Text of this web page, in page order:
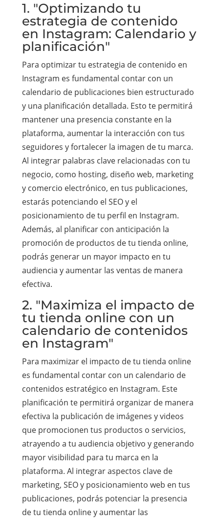
1. "Optimizando tu
estrategia de contenido
en Instagram: Calendario y
planificación"
Para optimizar tu estrategia de contenido en
Instagram es fundamental contar con un
calendario de publicaciones bien estructurado
y una planificación detallada. Esto te permitirá
mantener una presencia constante en la
plataforma, aumentar la interacción con tus
seguidores y fortalecer la imagen de tu marca.
Al integrar palabras clave relacionadas con tu
negocio, como hosting, diseño web, marketing
y comercio electrónico, en tus publicaciones,
estarás potenciando el SEO y el
posicionamiento de tu perfil en Instagram.
Además, al planificar con anticipación la
promoción de productos de tu tienda online,
podrás generar un mayor impacto en tu
audiencia y aumentar las ventas de manera
efectiva.
2. "Maximiza el impacto de
tu tienda online con un
calendario de contenidos
en Instagram"
Para maximizar el impacto de tu tienda online
es fundamental contar con un calendario de
contenidos estratégico en Instagram. Este
planificación te permitirá organizar de manera
efectiva la publicación de imágenes y videos
que promocionen tus productos o servicios,
atrayendo a tu audiencia objetivo y generando
mayor visibilidad para tu marca en la
plataforma. Al integrar aspectos clave de
marketing, SEO y posicionamiento web en tus
publicaciones, podrás potenciar la presencia
de tu tienda online y aumentar las